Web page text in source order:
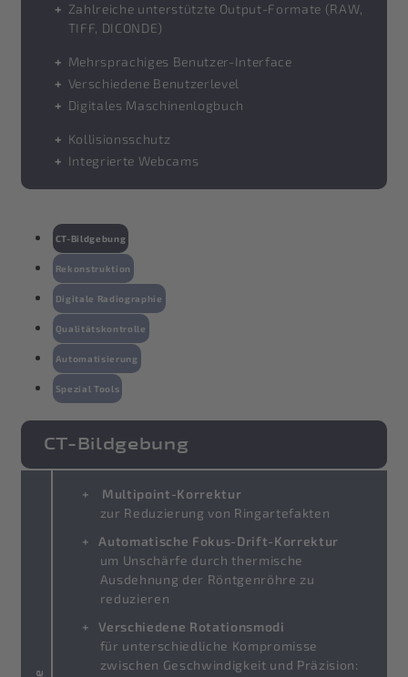
Zahlreiche unterstützte Output-Formate (RAW,
TIFF, DICONDE)
Mehrsprachiges Benutzer-Interface
Verschiedene Benutzerlevel
Digitales Maschinenlogbuch
Kollisionsschutz
Integrierte Webcams
CT-Bildgebung
Rekonstruktion
Digitale Radiographie
Qualitätskontrolle
Automatisierung
Spezial Tools
CT-Bildgebung
Multipoint-Korrektur
zur Reduzierung von Ringartefakten
Automatische Fokus-Drift-Korrektur
um Unschärfe durch thermische
Ausdehnung der Röntgenröhre zu
reduzieren
Verschiedene Rotationsmodi
für unterschiedliche Kompromisse
zwischen Geschwindigkeit und Präzision: